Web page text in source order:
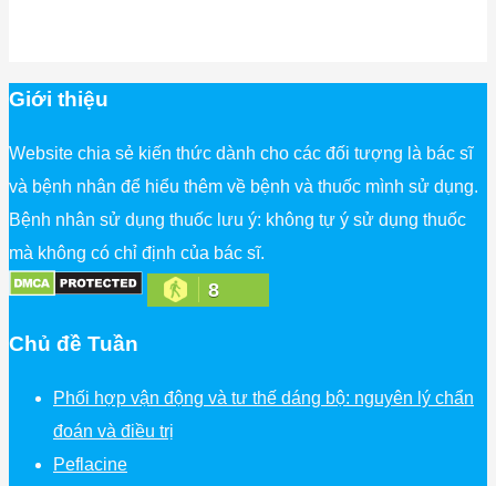
Giới thiệu
Website chia sẻ kiến thức dành cho các đối tượng là bác sĩ
và bệnh nhân để hiểu thêm về bệnh và thuốc mình sử dụng.
Bệnh nhân sử dụng thuốc lưu ý: không tự ý sử dụng thuốc
mà không có chỉ định của bác sĩ.
8
Chủ đề Tuần
Phối hợp vận động và tư thế dáng bộ: nguyên lý chẩn
đoán và điều trị
Peflacine